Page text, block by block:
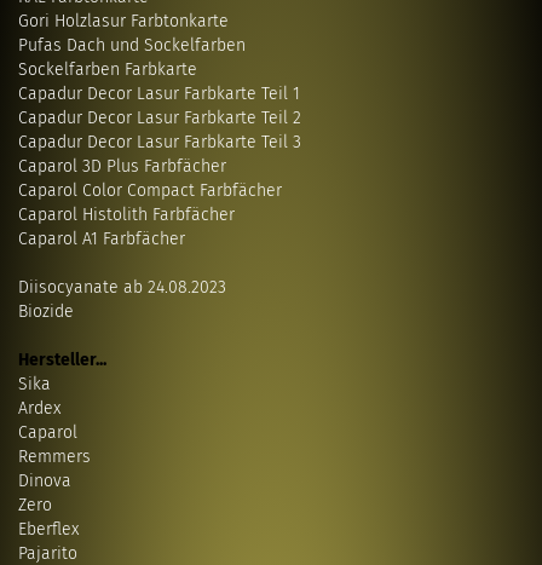
Gori Holzlasur Farbtonkarte
Pufas Dach und Sockelfarben
Sockelfarben Farbkarte
Capadur Decor Lasur Farbkarte Teil 1
Capadur Decor Lasur Farbkarte Teil 2
Capadur Decor Lasur Farbkarte Teil 3
Caparol 3D Plus Farbfächer
Caparol Color Compact Farbfächer
Caparol Histolith Farbfächer
Caparol A1 Farbfächer
Diisocyanate ab 24.08.2023
Biozide
Hersteller...
Sika
Ardex
Caparol
Remmers
Dinova
Zero
Eberflex
Pajarito